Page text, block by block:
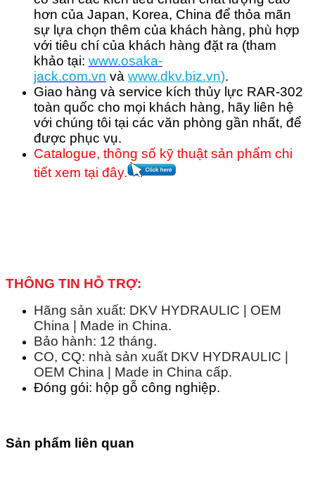
hơn của Japan, Korea, China để thỏa mãn
sự lựa chọn thêm của khách hàng, phù hợp
với tiêu chí của khách hàng đặt ra (tham
khảo tại: www.osaka-
jack.com.vn và www.dkv.biz.vn).
Giao hàng và service kích thủy lực RAR-302
toàn quốc cho mọi khách hàng, hãy liên hệ
với chúng tôi tại các văn phòng gần nhất, để
được phục vụ.
Catalogue, thông số kỹ thuật sản phẩm chi
tiết xem tại đây.
THÔNG TIN HỖ TRỢ:
Hãng sản xuất: DKV HYDRAULIC | OEM
China | Made in China.
Bảo hành: 12 tháng.
CO, CQ: nhà sản xuất DKV HYDRAULIC |
OEM China | Made in China cấp.
Đóng gói: hộp gỗ công nghiệp.
Sản phẩm liên quan